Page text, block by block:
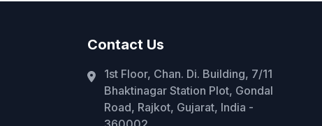
Contact Us
1st Floor, Chan. Di. Building, 7/11
Bhaktinagar Station Plot, Gondal
Road, Rajkot, Gujarat, India -